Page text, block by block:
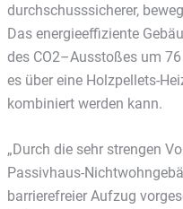
durchschusssicherer,
Das energieeffiziente
des CO2–Ausstoßes um
es über eine Holzpellets-
kombiniert werden kann.
„Durch die sehr strengen
Passivhaus-
barrierefreier Aufzug